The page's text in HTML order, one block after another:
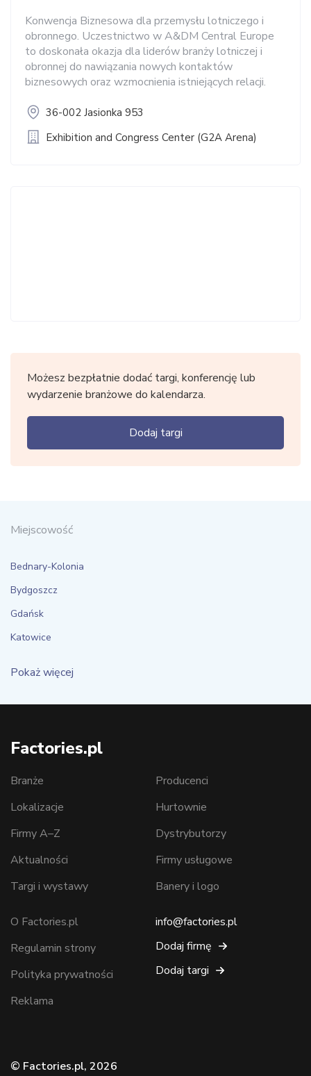
Konwencja Biznesowa dla przemysłu lotniczego i
obronnego. Uczestnictwo w A&DM Central Europe
to doskonała okazja dla liderów branży lotniczej i
obronnej do nawiązania nowych kontaktów
biznesowych oraz wzmocnienia istniejących relacji.
36-002 Jasionka 953
Exhibition and Congress Center (G2A Arena)
Możesz bezpłatnie dodać targi, konferencję lub
wydarzenie branżowe do kalendarza.
Dodaj targi
Miejscowość
Bednary-Kolonia
Bydgoszcz
Gdańsk
Katowice
Pokaż więcej
Factories.pl
Branże
Lokalizacje
Firmy A–Z
Aktualności
Targi i wystawy
Producenci
Hurtownie
Dystrybutorzy
Firmy usługowe
Banery i logo
O Factories.pl
Regulamin strony
Polityka prywatności
Reklama
info@factories.pl
Dodaj firmę
Dodaj targi
© Factories.pl, 2026